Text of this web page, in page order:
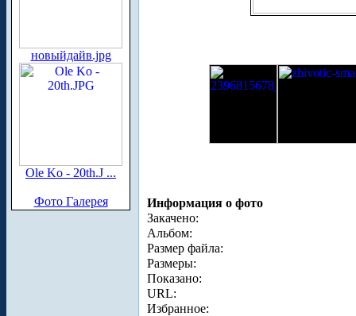
новыйдайв.jpg
Ole Ko - 20th.J ...
Фото Галерея
Информация о фото
Закачено:
Альбом:
Размер файла:
Размеры:
Показано:
URL:
Избранное: